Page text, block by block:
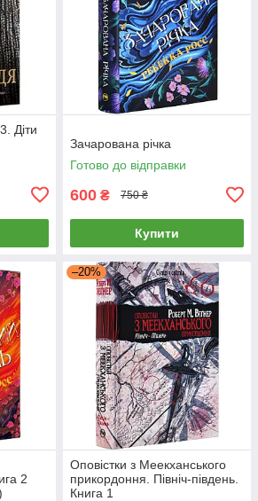
Діти
Зачарована річка
Готово до відправки
600 ₴ 750 ₴
Купити
2
–20%
Оповістки з Меекханського
прикордоння. Північ-південь.
Книга 1